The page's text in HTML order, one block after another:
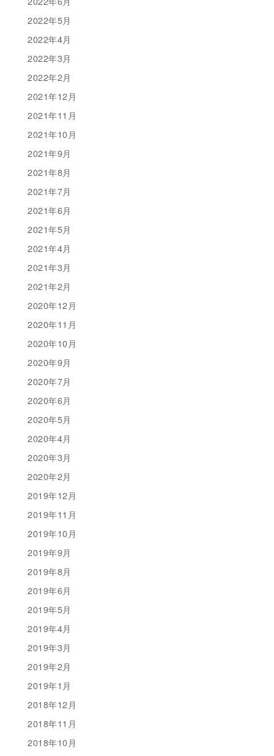
2022年5月
2022年4月
2022年3月
2022年2月
2021年12月
2021年11月
2021年10月
2021年9月
2021年8月
2021年7月
2021年6月
2021年5月
2021年4月
2021年3月
2021年2月
2020年12月
2020年11月
2020年10月
2020年9月
2020年7月
2020年6月
2020年5月
2020年4月
2020年3月
2020年2月
2019年12月
2019年11月
2019年10月
2019年9月
2019年8月
2019年6月
2019年5月
2019年4月
2019年3月
2019年2月
2019年1月
2018年12月
2018年11月
2018年10月